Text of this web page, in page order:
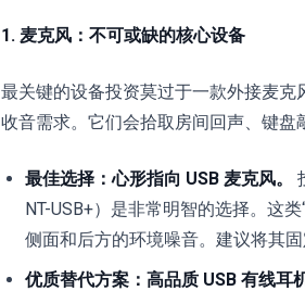
1. 麦克风：不可或缺的核心设备
最关键的设备投资莫过于一款外接麦
收音需求。它们会拾取房间回声、键盘
最佳选择：心形指向 USB 麦克风。
NT-USB+）是非常明智的选择。这
侧面和后方的环境噪音。建议将其
优质替代方案：高品质 USB 有线耳机